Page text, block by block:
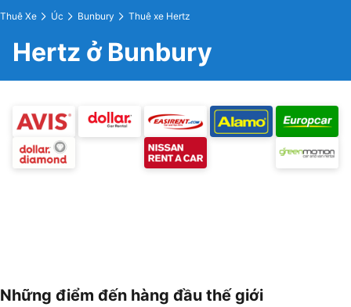
Thuê Xe Úc Bunbury Thuê xe Hertz
Hertz ở Bunbury
Những điểm đến hàng đầu thế giới